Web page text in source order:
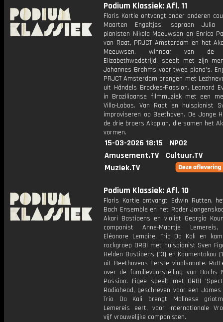
Podium Klassiek: Afl. 11
Floris Kortie ontvangt onder anderen
Maarten Engeltjes, sopraan Julia
pianisten Nikola Meeuwsen en Enrico
van Raat, PRJCT Amsterdam en het
Meeuwsen, winnaar van de
Elizabethwedstrijd, speelt met zijn
Johannes Brahms voor twee piano's.
PRJCT Amsterdam brengen met
uit Händels Brockes-Passion. Leonard
in Braziliaanse filmmuziek met een
Villa-Lobos. Van Raat en huispianist
improviseren op Beethoven. De Jonge
de drie broers Akopian, die samen het
vormen.
15-03-2026 18:15
NPO2
Amusement.TV
Cultuur.TV
Muziek.TV
Podium Klassiek: Afl. 10
Floris Kortie ontvangt Edwin Rutten,
Bach Ensemble en het Roder
Akari Bastiaens en violist Georgia
componist Anne-Maartje
Eléonore Lemaire, Trio Da Kali en
rockgroep ORBI met huispianist Sven
Helden Bastiaens (13) en Koumentakou
uit Beethovens Eerste vioolsonate.
over de familievoorstelling van Bachs
Passion. Figee speelt met ORBI
Radiohead, geschreven voor een
Trio Da Kali brengt Malinese
Lemereis eert, voor Internationale
vijf vrouwelijke componisten.